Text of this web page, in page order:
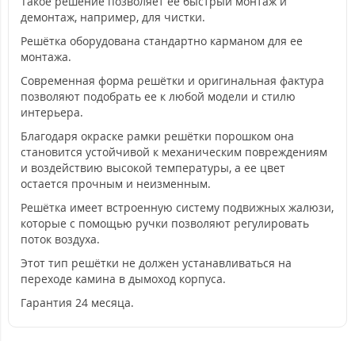
демонтаж, например, для чистки.
Решётка оборудована стандартно карманом для ее
монтажа.
Современная форма решётки и оригинальная фактура
позволяют подобрать ее к любой модели и стилю
интерьера.
Благодаря окраске рамки решётки порошком она
становится устойчивой к механическим повреждениям
и воздействию высокой температуры, а ее цвет
остается прочным и неизменным.
Решётка имеет встроенную систему подвижных жалюзи,
которые с помощью ручки позволяют регулировать
поток воздуха.
Этот тип решётки не должен устанавливаться на
переходе камина в дымоход корпуса.
Гарантия 24 месяца.